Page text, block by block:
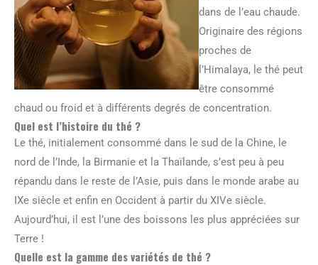
dans de l’eau chaude.
Originaire des régions
proches de
l’Himalaya, le thé peut
être consommé
chaud ou froid et à différents degrés de concentration.
Quel est l’histoire du thé ?
Le thé, initialement consommé dans le sud de la Chine, le
nord de l’Inde, la Birmanie et la Thaïlande, s’est peu à peu
répandu dans le reste de l’Asie, puis dans le monde arabe au
IXe siècle et enfin en Occident à partir du XIVe siècle.
Aujourd’hui, il est l’une des boissons les plus appréciées sur
Terre !
Quelle est la gamme des variétés de thé ?